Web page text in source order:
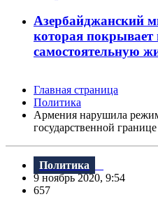
Азербайджанский
которая
самостоятельную
Главная страница
Политика
Армения нарушила
государственной границе
Политика
9 ноябрь 2020, 9:54
657